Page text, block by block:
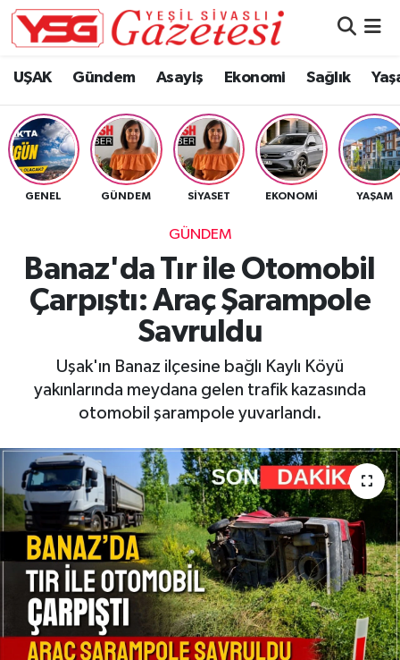
UŞAK Gündem Asayiş Ekonomi Sağlık
GENEL GÜNDEM SIYASET EKONOMI YAŞAM
GÜNDEM
Banaz'da Tır ile Otomobil
Çarpıştı: Araç Şarampole
Savruldu
Uşak'ın Banaz ilçesine bağlı Kaylı Köyü
yakınlarında meydana gelen trafik kazasında
otomobil şarampole yuvarlandı.
Hava Durumu
Namaz Vakitleri
Trafik Durumu
Tüm Manşetler
Son Dakika Haberleri
Haber Arşivi